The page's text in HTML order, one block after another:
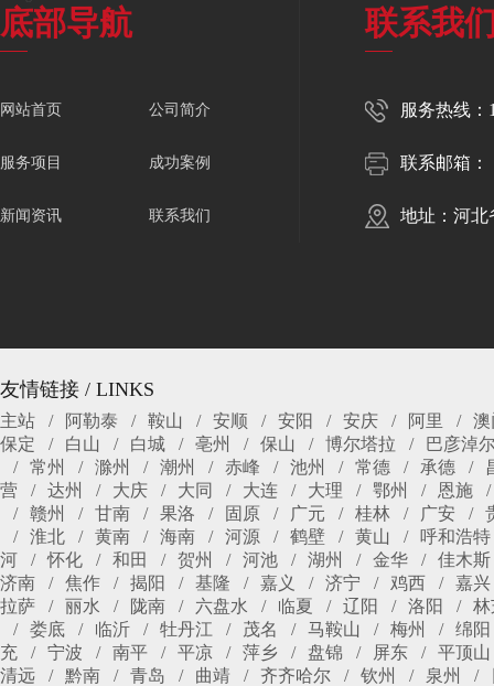
底部导航
网站首页 公司简介
服务项目 成功案例
新闻资讯 联系我们
联系我
服务热线：
联系邮箱：
地址：河北
友情链接 / LINKS
主站 阿勒泰 鞍山 安顺 安阳 安庆 阿里
澳
保定
白山 白城 亳州 保山 博尔塔拉
巴彦淖
常州
滁州 潮州 赤峰 池州 常德 承德
营
达州 大庆 大同 大连 大理 鄂州
恩施
赣州
甘南 果洛 固原 广元 桂林 广安
淮北
黄南 海南 河源 鹤壁 黄山
呼和浩特
河
怀化 和田 贺州 河池 湖州 金华
佳木斯
济南
焦作 揭阳 基隆 嘉义 济宁 鸡西
嘉兴
拉萨
丽水 陇南 六盘水 临夏 辽阳 洛阳
林
娄底
临沂 牡丹江 茂名 马鞍山 梅州
绵阳
充
宁波 南平 平凉 萍乡 盘锦 屏东
平顶山
清远
黔南 青岛 曲靖 齐齐哈尔 钦州 泉州